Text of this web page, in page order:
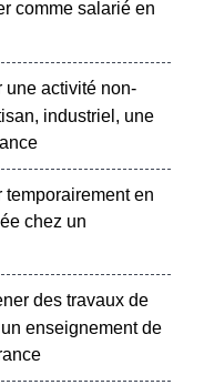
comme salarié en
une activité non-
industriel, une
en
chez un
des travaux de
enseignement de